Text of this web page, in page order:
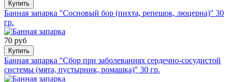
Купить
Банная запарка "Сосновый бор (пихта, репешок, люцерна)" 30
гр.
70 руб
Купить
Банная запарка "Сбор при заболеваниях сердечно-сосудистой
системы (мята, пустырник, ромашка)" 30 гр.